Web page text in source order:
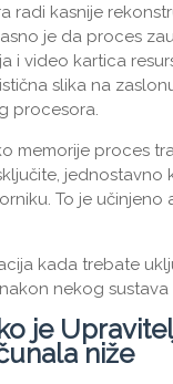
radi kasnije
je da proces
i video kartica
slika na
procesora.
memorije proces
jednostavno
To je učinjeno
kada trebate
nekog sustava
je
niže